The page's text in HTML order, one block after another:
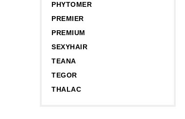
PHYTOMER
PREMIER
PREMIUM
SEXYHAIR
TEANA
TEGOR
THALAC